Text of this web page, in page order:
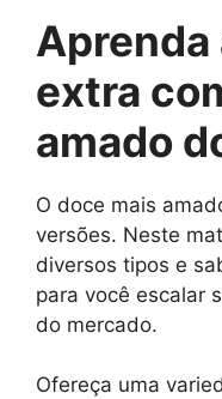
Aprenda
extra
amado
O doce mais
versões. Neste
diversos tipos e
para você escalar
do mercado.
Ofereça uma